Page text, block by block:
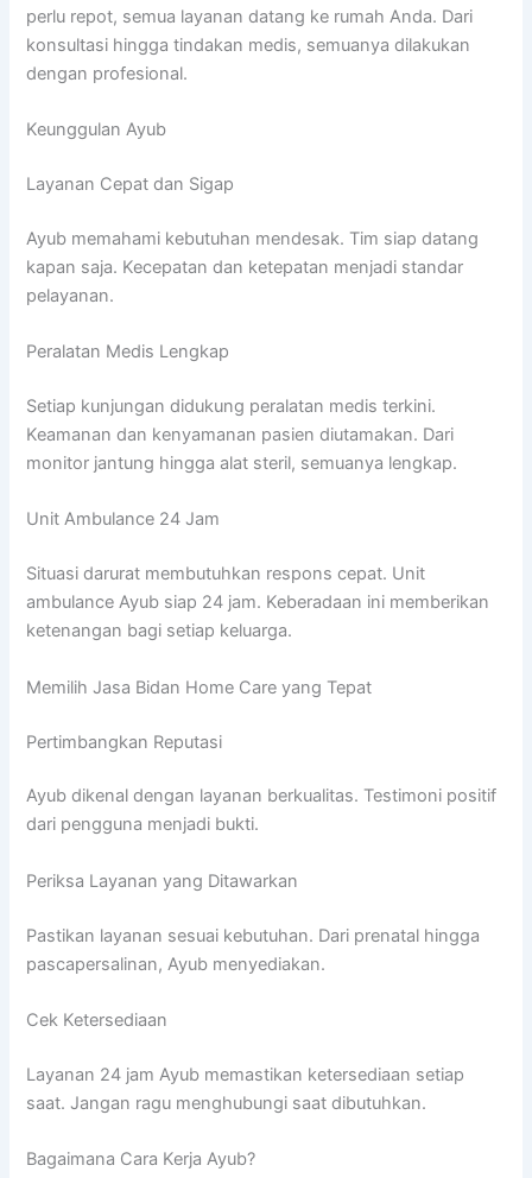
perlu repot, semua layanan datang ke rumah Anda. Dari
konsultasi hingga tindakan medis, semuanya dilakukan
dengan profesional.
Keunggulan Ayub
Layanan Cepat dan Sigap
Ayub memahami kebutuhan mendesak. Tim siap datang
kapan saja. Kecepatan dan ketepatan menjadi standar
pelayanan.
Peralatan Medis Lengkap
Setiap kunjungan didukung peralatan medis terkini.
Keamanan dan kenyamanan pasien diutamakan. Dari
monitor jantung hingga alat steril, semuanya lengkap.
Unit Ambulance 24 Jam
Situasi darurat membutuhkan respons cepat. Unit
ambulance Ayub siap 24 jam. Keberadaan ini memberikan
ketenangan bagi setiap keluarga.
Memilih Jasa Bidan Home Care yang Tepat
Pertimbangkan Reputasi
Ayub dikenal dengan layanan berkualitas. Testimoni positif
dari pengguna menjadi bukti.
Periksa Layanan yang Ditawarkan
Pastikan layanan sesuai kebutuhan. Dari prenatal hingga
pascapersalinan, Ayub menyediakan.
Cek Ketersediaan
Layanan 24 jam Ayub memastikan ketersediaan setiap
saat. Jangan ragu menghubungi saat dibutuhkan.
Bagaimana Cara Kerja Ayub?